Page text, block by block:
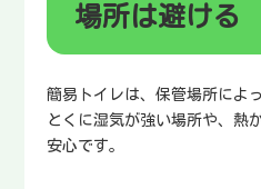
場所は避ける
簡易トイレは、保管場所によ
とくに湿気が強い場所や、熱
安心です。